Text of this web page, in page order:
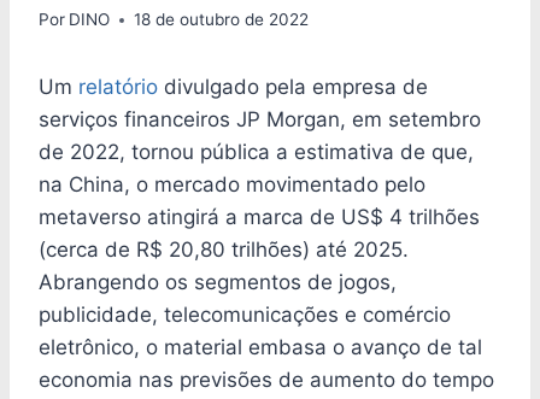
Por DINO 18 de outubro de 2022
Um relatório divulgado pela empresa de
serviços financeiros JP Morgan, em setembro
de 2022, tornou pública a estimativa de que,
na China, o mercado movimentado pelo
metaverso atingirá a marca de US$ 4 trilhões
(cerca de R$ 20,80 trilhões) até 2025.
Abrangendo os segmentos de jogos,
publicidade, telecomunicações e comércio
eletrônico, o material embasa o avanço de tal
economia nas previsões de aumento do tempo